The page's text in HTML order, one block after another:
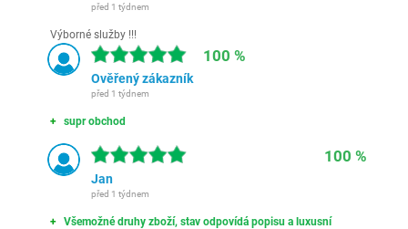
před 1 týdnem
Výborné služby !!!
100 %
Ověřený zákazník
před 1 týdnem
supr obchod
100 %
Jan
před 1 týdnem
Všemožné druhy zboží, stav odpovídá popisu a luxusní